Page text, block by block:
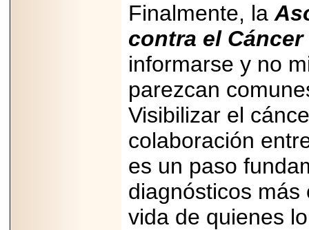
Finalmente, la
contra el Cáncer
informarse y no
parezcan
Visibilizar el
colaboración
es un paso
diagnósticos
vida de quienes